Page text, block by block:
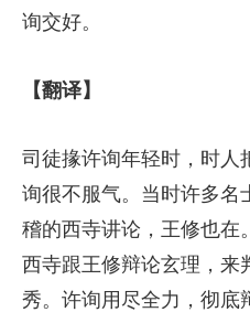
询交好。
【翻译】
司徒掾许询年轻时，时人
询很不服气。当时许多名
稽的西寺讲论，王修也在
西寺跟王修辩论玄理，来
秀。许询用尽全力，彻底